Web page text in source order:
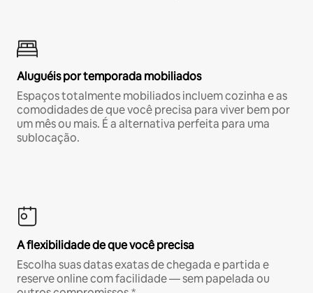
Aluguéis por temporada mobiliados
Espaços totalmente mobiliados incluem cozinha e as
comodidades de que você precisa para viver bem por
um mês ou mais. É a alternativa perfeita para uma
sublocação.
A flexibilidade de que você precisa
Escolha suas datas exatas de chegada e partida e
reserve online com facilidade — sem papelada ou